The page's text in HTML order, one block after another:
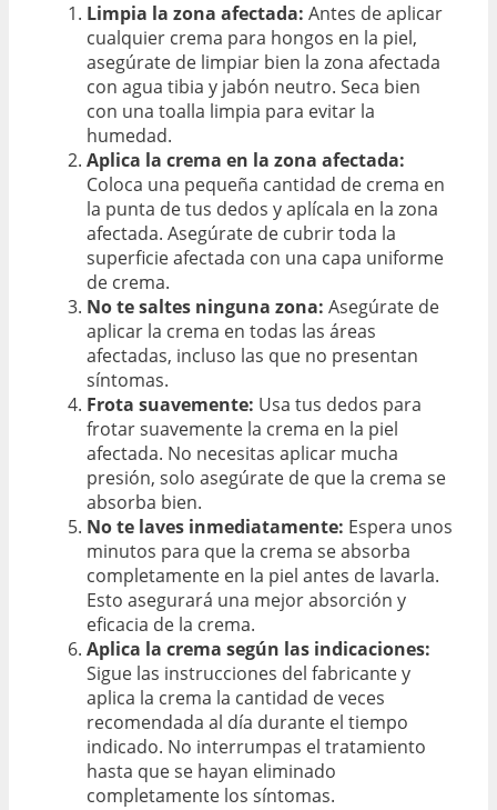
Limpia la zona afectada: Antes de aplicar
cualquier crema para hongos en la piel,
asegúrate de limpiar bien la zona afectada
con agua tibia y jabón neutro. Seca bien
con una toalla limpia para evitar la
humedad.
Aplica la crema en la zona afectada:
Coloca una pequeña cantidad de crema en
la punta de tus dedos y aplícala en la zona
afectada. Asegúrate de cubrir toda la
superficie afectada con una capa uniforme
de crema.
No te saltes ninguna zona: Asegúrate de
aplicar la crema en todas las áreas
afectadas, incluso las que no presentan
síntomas.
Frota suavemente: Usa tus dedos para
frotar suavemente la crema en la piel
afectada. No necesitas aplicar mucha
presión, solo asegúrate de que la crema se
absorba bien.
No te laves inmediatamente: Espera unos
minutos para que la crema se absorba
completamente en la piel antes de lavarla.
Esto asegurará una mejor absorción y
eficacia de la crema.
Aplica la crema según las indicaciones:
Sigue las instrucciones del fabricante y
aplica la crema la cantidad de veces
recomendada al día durante el tiempo
indicado. No interrumpas el tratamiento
hasta que se hayan eliminado
completamente los síntomas.